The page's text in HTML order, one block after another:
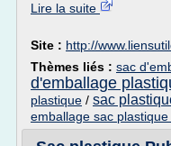
Lire la suite
Site : http://
Thèmes liés : sac
d'emballage
plastique / sac
emballage sac